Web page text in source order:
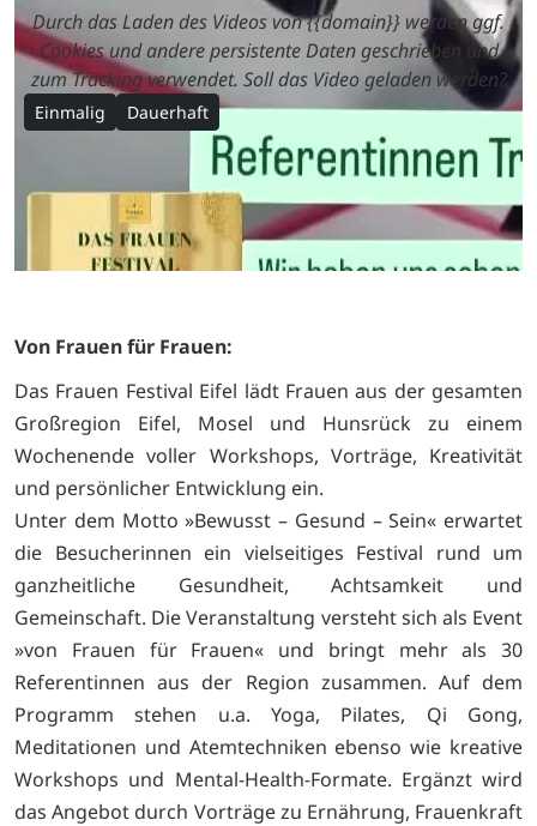
Durch das Laden des Videos von {{domain}} werden ggf.
Cookies und andere persistente Daten geschrieben und
zum Tracking verwendet. Soll das Video geladen werden?
Einmalig Dauerhaft
Von Frauen für Frauen:
Das Frauen Festival Eifel lädt Frauen aus der gesamten
Großregion Eifel, Mosel und Hunsrück zu einem
Wochenende voller Workshops, Vorträge, Kreativität
und persönlicher Entwicklung ein.
Unter dem Motto »Bewusst – Gesund – Sein« erwartet
die Besucherinnen ein vielseitiges Festival rund um
ganzheitliche Gesundheit, Achtsamkeit und
Gemeinschaft. Die Veranstaltung versteht sich als Event
»von Frauen für Frauen« und bringt mehr als 30
Referentinnen aus der Region zusammen. Auf dem
Programm stehen u.a. Yoga, Pilates, Qi Gong,
Meditationen und Atemtechniken ebenso wie kreative
Workshops und Mental-Health-Formate. Ergänzt wird
das Angebot durch Vorträge zu Ernährung, Frauenkraft